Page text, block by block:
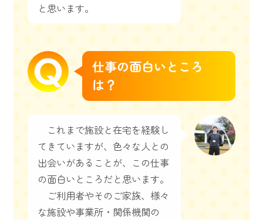
と思います。
仕事の面白いところ
は？
これまで施設と在宅を経験し
てきていますが、色々な人との
出会いがあることが、この仕事
の面白いところだと思います。
ご利用者やそのご家族、様々
な施設や事業所・関係機関の